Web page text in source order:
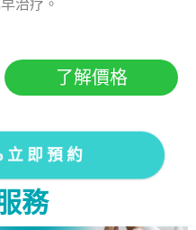
治疗。
了解價格
即預約
務